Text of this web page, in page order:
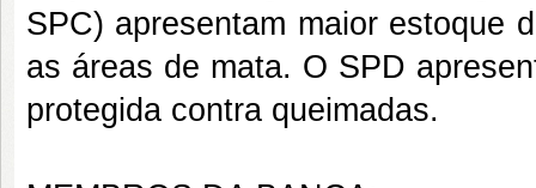
SPC) apresentam maior estoque
as áreas de mata. O SPD
protegida contra queimadas.